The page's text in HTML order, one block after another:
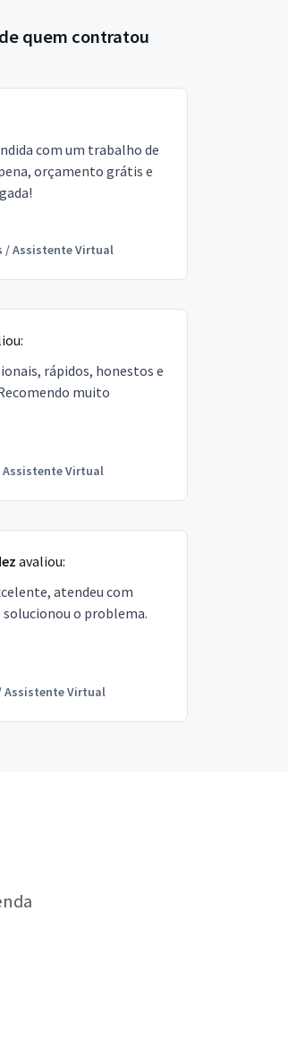
quem contratou
com um trabalho de
orçamento grátis e
/Assistente Virtual
rápidos, honestos e
muito
Assistente Virtual
avaliou:
atendeu com
o problema.
Assistente Virtual